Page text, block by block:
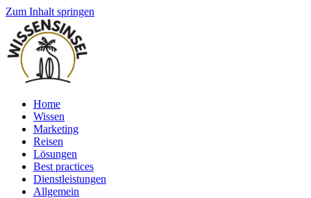
Zum Inhalt springen
Home
Wissen
Marketing
Reisen
Lösungen
Best practices
Dienstleistungen
Allgemein